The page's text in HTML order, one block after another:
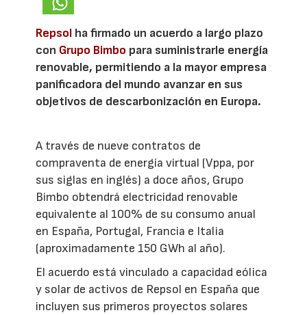
Repsol ha firmado un acuerdo a largo plazo
con Grupo Bimbo para suministrarle energía
renovable, permitiendo a la mayor empresa
panificadora del mundo avanzar en sus
objetivos de descarbonización en Europa.
A través de nueve contratos de
compraventa de energía virtual (Vppa, por
sus siglas en inglés) a doce años, Grupo
Bimbo obtendrá electricidad renovable
equivalente al 100% de su consumo anual
en España, Portugal, Francia e Italia
(aproximadamente 150 GWh al año).
El acuerdo está vinculado a capacidad eólica
y solar de activos de Repsol en España que
incluyen sus primeros proyectos solares